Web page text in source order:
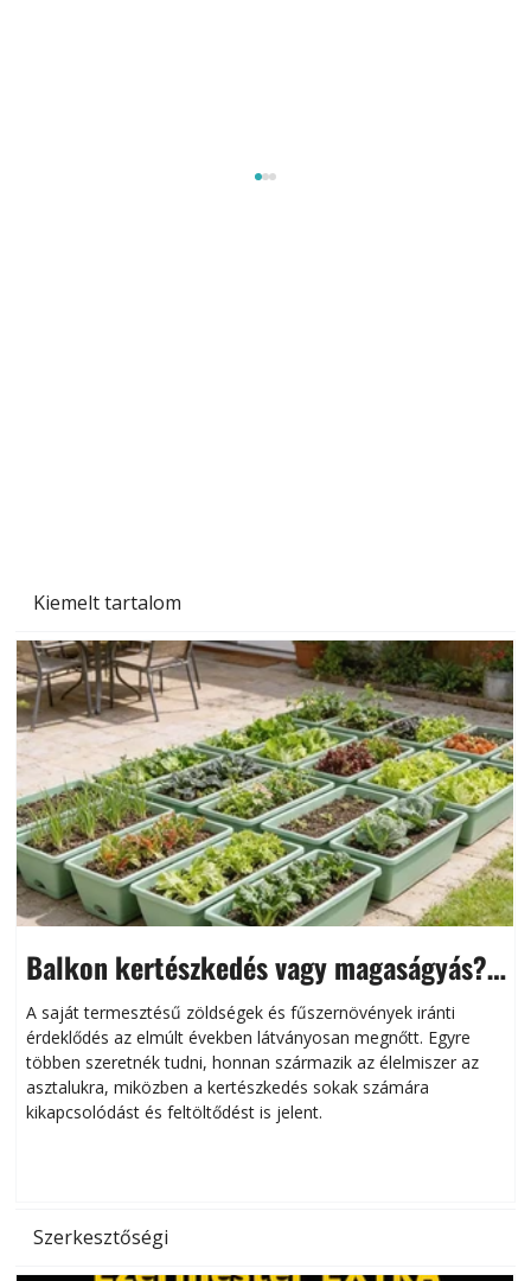
Kiemelt tartalom
Balkon kertészkedés vagy magaságyás?
Helytakarékos kertészkedés
A saját termesztésű zöldségek és fűszernövények iránti
érdeklődés az elmúlt években látványosan megnőtt. Egyre
többen szeretnék tudni, honnan származik az élelmiszer az
asztalukra, miközben a kertészkedés sokak számára
kikapcsolódást és feltöltődést is jelent.
Szerkesztőségi